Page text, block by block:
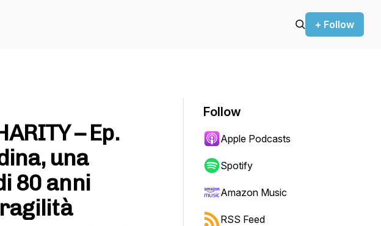
+ Follow
– Ep.
una
80 anni
Follow
Apple Podcasts
Spotify
Amazon Music
RSS Feed